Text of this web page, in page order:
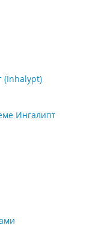
(Inhalypt)
Ингалипт